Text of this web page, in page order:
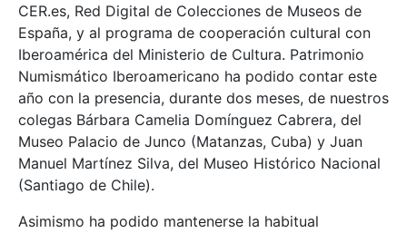
CER.es, Red Digital de Colecciones de Museos de
España, y al programa de cooperación cultural con
Iberoamérica del Ministerio de Cultura. Patrimonio
Numismático Iberoamericano ha podido contar este
año con la presencia, durante dos meses, de nuestros
colegas Bárbara Camelia Domínguez Cabrera, del
Museo Palacio de Junco (Matanzas, Cuba) y Juan
Manuel Martínez Silva, del Museo Histórico Nacional
(Santiago de Chile).
Asimismo ha podido mantenerse la habitual